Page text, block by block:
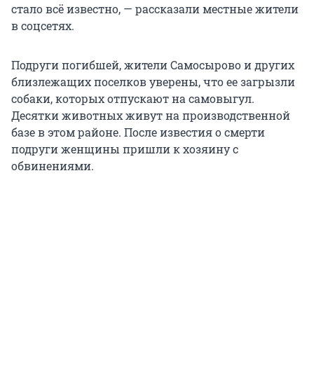
стало всё известно, — рассказали местные жители
в соцсетях.
Подруги погибшей, жители Самосырово и других
близлежащих поселков уверены, что ее загрызли
собаки, которых отпускают на самовыгул.
Десятки животных живут на производственной
базе в этом районе. После известия о смерти
подруги женщины пришли к хозяину с
обвинениями.